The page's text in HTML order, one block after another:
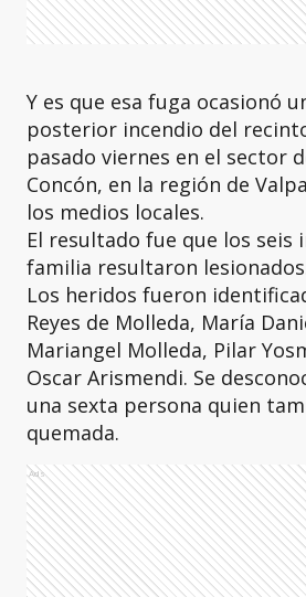
Y es que esa fuga ocasionó
posterior incendio del
pasado viernes en el sector
Concón, en la región de
los medios locales.
El resultado fue que los seis
familia resultaron
Los heridos fueron
Reyes de Molleda, María
Mariangel Molleda, Pilar
Oscar Arismendi. Se
una sexta persona quien
quemada.
Ads